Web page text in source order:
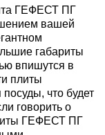
ГЕФЕСТ ПГ
вашей
габариты
впишутся в
плиты
что будет
говорить о
ГЕФЕСТ ПГ